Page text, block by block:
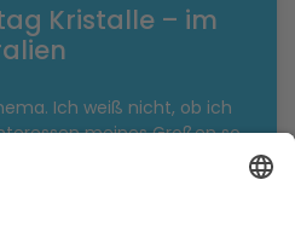
Kristalle – im
Ich weiß nicht, ob ich
meines Großen so